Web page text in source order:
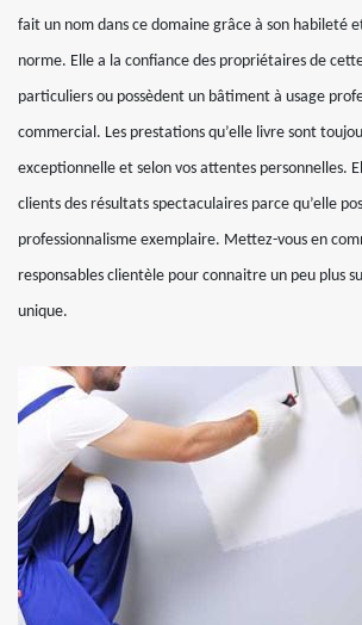
fait un nom dans ce domaine grâce à son habileté
norme. Elle a la confiance des propriétaires de
particuliers ou possèdent un bâtiment à usage
commercial. Les prestations qu’elle livre sont
exceptionnelle et selon vos attentes personnelles.
clients des résultats spectaculaires parce qu’elle
professionnalisme exemplaire. Mettez-vous en
responsables clientèle pour connaitre un peu plus
unique.